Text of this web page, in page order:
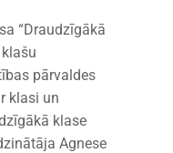
“Draudzīgākā
pārvaldes
klasi un
klase
Agnese